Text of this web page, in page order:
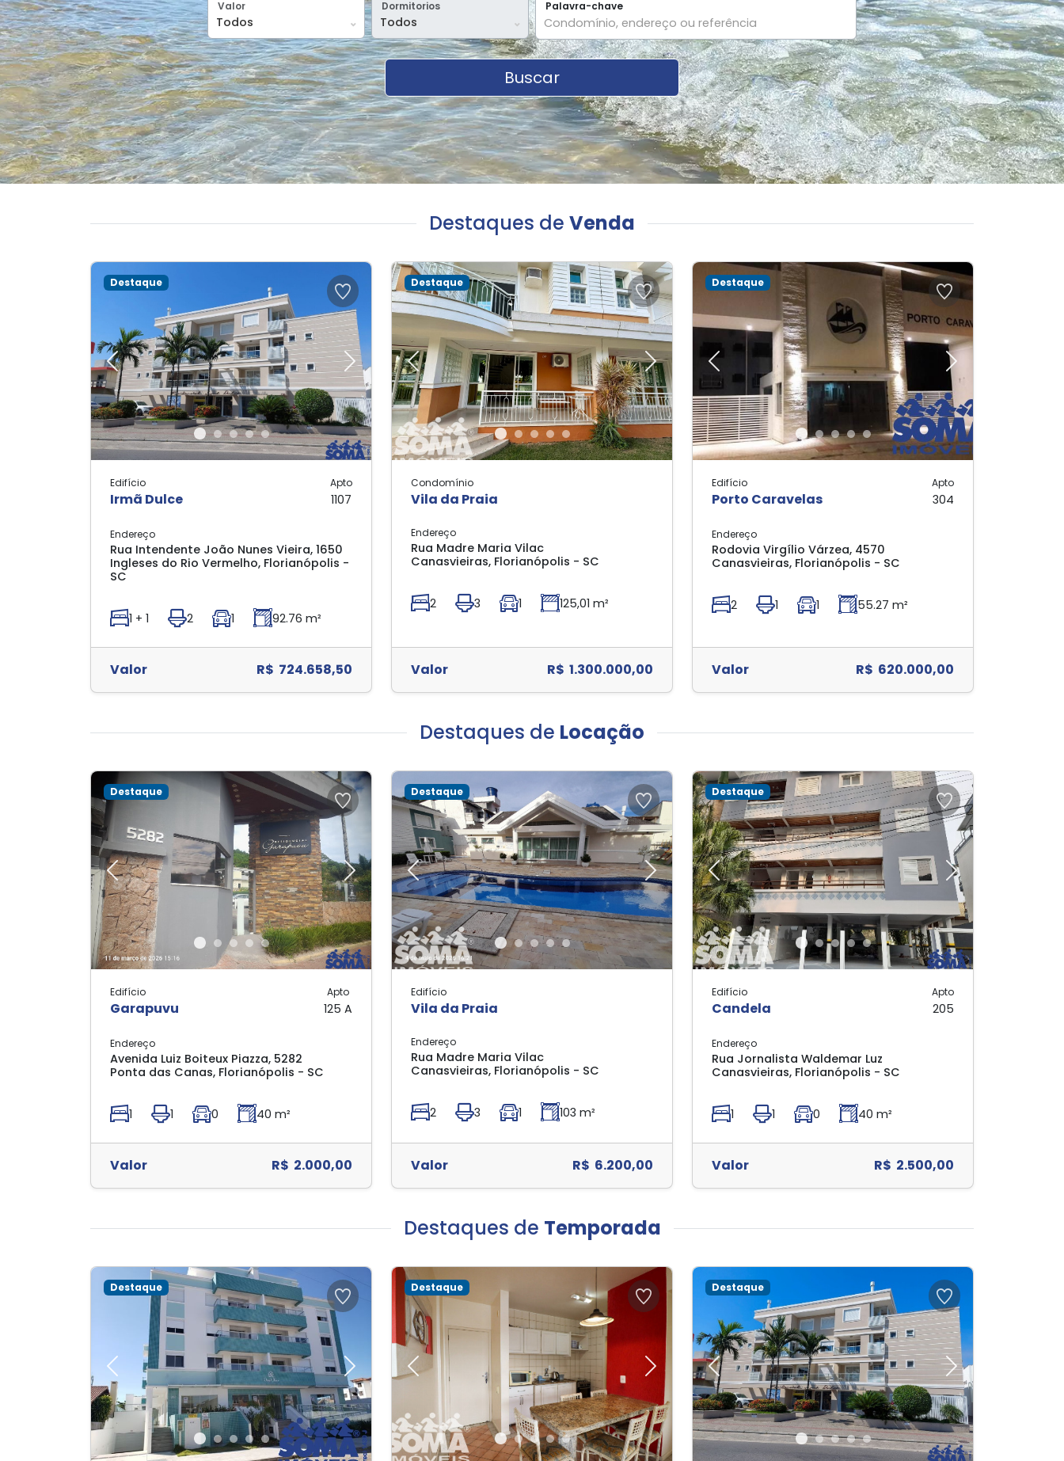
Valor Dormitorios Palavra-chave
Buscar
Destaques de Venda
Previous Next
Destaque
Edifício
Irmã Dulce
Apto
1107
Endereço
Rua Intendente João Nunes Vieira, 1650
Ingleses do Rio Vermelho, Florianópolis -
SC
1 + 1 2 1 92.76 m²
Valor R$ 724.658,50
Previous Next
Destaque
Condomínio
Vila da Praia
Endereço
Rua Madre Maria Vilac
Canasvieiras, Florianópolis - SC
2 3 1 125,01 m²
Valor R$ 1.300.000,00
Previous Next
Destaque
Edifício
Porto Caravelas
Apto
304
Endereço
Rodovia Virgílio Várzea, 4570
Canasvieiras, Florianópolis - SC
2 1 1 55.27 m²
Valor R$ 620.000,00
Destaques de Locação
Previous Next
Destaque
Edifício
Garapuvu
Apto
125 A
Endereço
Avenida Luiz Boiteux Piazza, 5282
Ponta das Canas, Florianópolis - SC
1 1 0 40 m²
Valor R$ 2.000,00
Previous Next
Destaque
Edifício
Vila da Praia
Endereço
Rua Madre Maria Vilac
Canasvieiras, Florianópolis - SC
2 3 1 103 m²
Valor R$ 6.200,00
Previous Next
Destaque
Edifício
Candela
Apto
205
Endereço
Rua Jornalista Waldemar Luz
Canasvieiras, Florianópolis - SC
1 1 0 40 m²
Valor R$ 2.500,00
Destaques de Temporada
Previous Next
Destaque
Previous Next
Destaque
Previous Next
Destaque